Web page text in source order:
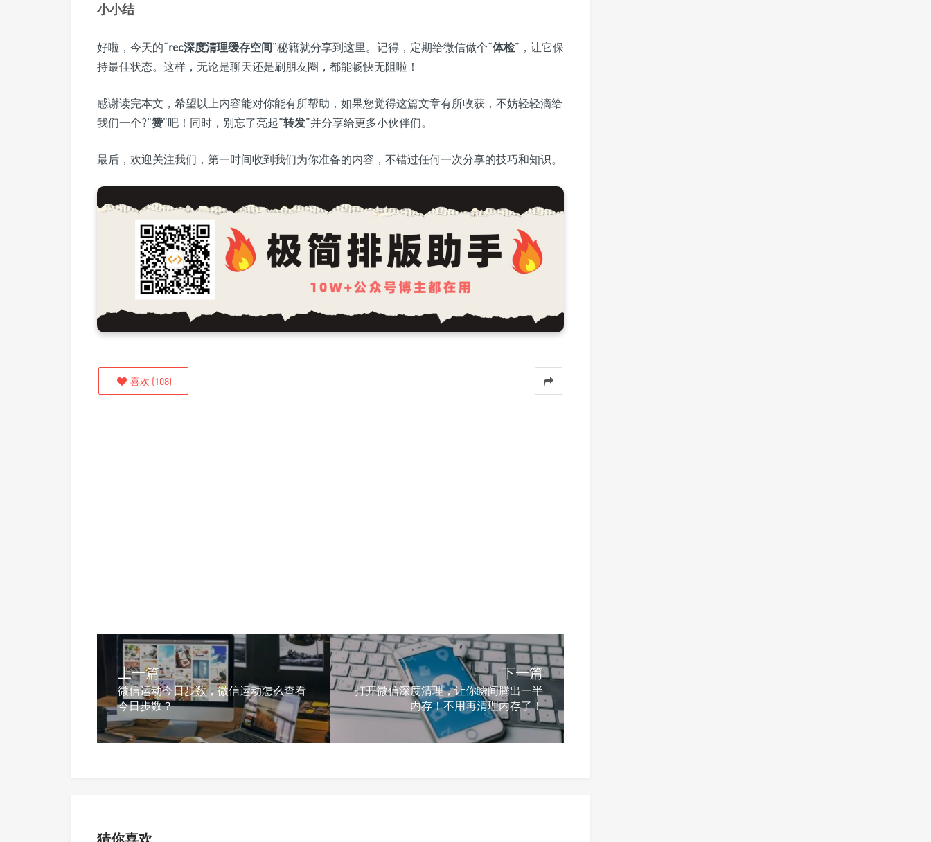
小小结
好啦，今天的“rec深度清理缓存空间”秘籍就分享到这里。记得，定期给微信做个“体检”，让它保
持最佳状态。这样，无论是聊天还是刷朋友圈，都能畅快无阻啦！
感谢读完本文，希望以上内容能对你能有所帮助，如果您觉得这篇文章有所收获，不妨轻轻滴给
我们一个?“赞”吧！同时，别忘了亮起“转发”并分享给更多小伙伴们。
最后，欢迎关注我们，第一时间收到我们为你准备的内容，不错过任何一次分享的技巧和知识。
喜欢 (108)
上一篇
微信运动今日步数，微信运动怎么查看
今日步数？
下一篇
打开微信深度清理，让你瞬间腾出一半
内存！不用再清理内存了！